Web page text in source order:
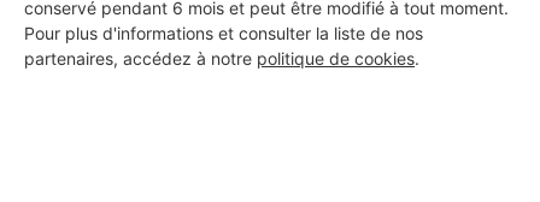
conservé pendant 6 mois et peut être modifié à tout moment.
Pour plus d'informations et consulter la liste de nos
partenaires, accédez à notre politique de cookies.